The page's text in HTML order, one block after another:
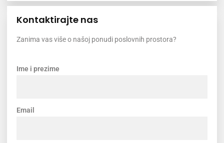
Kontaktirajte nas
Zanima vas više o našoj ponudi poslovnih prostora?
Ime i prezime
Email